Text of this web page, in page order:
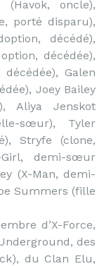
(Havok, oncle),
porté disparu),
décédé),
décédée),
Galen
Joey Bailey
Aliya Jenskot
sœur), Tyler
Stryfe (clone,
Girl, demi-sœur
(X-Man, demi-
Summers (fille
d’X-Force,
des
du Clan Elu,